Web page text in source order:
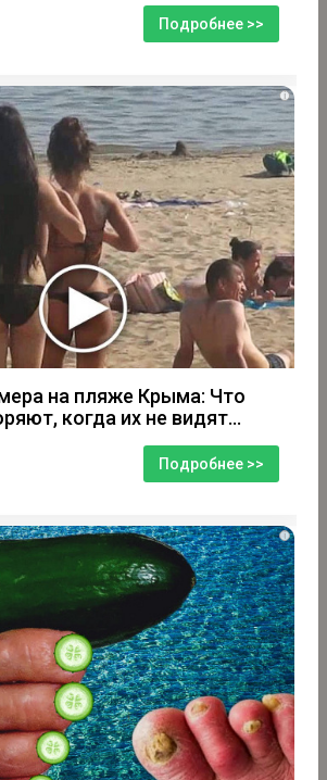
Подробнее >>
i
на пляже Крыма: Что
когда их не видят...
Подробнее >>
i